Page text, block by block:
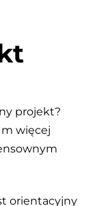
projekt?
więcej
orientacyjny